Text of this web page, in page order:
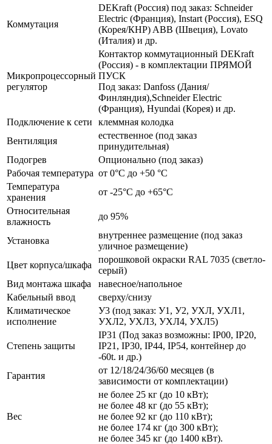
Коммутация
DEKraft (Россия) под заказ: Schneider
Electric (Франция), Instart (Россия), ESQ
(Корея/КНР) ABB (Швеция), Lovato
(Италия) и др.
Микропроцессорный
регулятор
Контактор коммутационный DEKraft
(Россия) - в комплектации ПРЯМОЙ
ПУСК
Под заказ: Danfoss (Дания/
Финляндия),Schneider Electric
(Франция), Hyundai (Корея) и др.
Подключение к сети
клеммная колодка
Вентиляция
естественное (под заказ
принудительная)
Подогрев
Опционально (под заказ)
Рабочая температура от 0°C до +50 °C
Температура
хранения
от -25°C до +65°C
Относительная
влажность
до 95%
Установка
внутреннее размещение (под заказ
уличное размещение)
Цвет корпуса/шкафа
порошковой окраски RAL 7035 (светло-
серый)
Вид монтажа шкафа
навесное/напольное
Кабельный ввод
сверху/снизу
Климатическое
исполнение
У3 (под заказ: У1, У2, УХЛ, УХЛ1,
УХЛ2, УХЛ3, УХЛ4, УХЛ5)
Степень защиты
IP31 (Под заказ возможны: IP00, IP20,
IP21, IP30, IP44, IP54, контейнер до
-60t. и др.)
Гарантия
от 12/18/24/36/60 месяцев (в
зависимости от комплектации)
Вес
не более 25 кг (до 10 кВт);
не более 48 кг (до 55 кВт);
не более 92 кг (до 110 кВт);
не более 174 кг (до 300 кВт);
не более 345 кг (до 1400 кВт).